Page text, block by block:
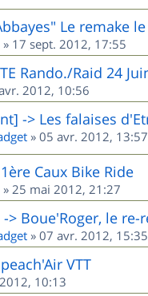
Le remake
» 17 sept. 2012, 17:55
Rando./Raid 24
2012, 10:56
-> Les falaises
» 05 avr. 2012, 13:57
Caux Bike Ride
» 25 mai 2012, 21:27
> Boue'Roger, le re-
» 07 avr. 2012, 15:35
VTT
10:13